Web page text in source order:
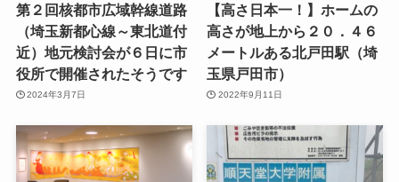
第２回核都市広域幹線道路
（埼玉新都心線～東北道付
近）地元検討会が６日に市
役所で開催されたそうです
2024年3月7日
【高さ日本一！】ホームの
高さが地上から２０．４６
メートルある北戸田駅（埼
玉県戸田市）
2022年9月11日